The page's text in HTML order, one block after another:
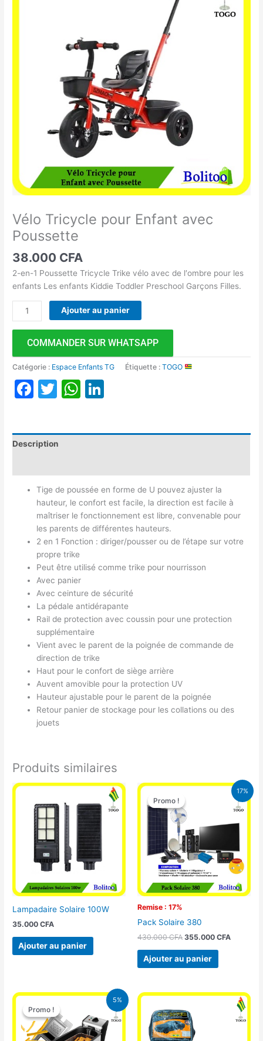
Vélo Tricycle pour Enfant avec
Poussette
38.000 CFA
2-en-1 Poussette Tricycle Trike vélo avec de l′ombre pour les
enfants Les enfants Kiddie Toddler Preschool Garçons Filles.
Ajouter au panier
COMMANDER SUR WHATSAPP
Catégorie : Espace Enfants TG Étiquette :TOGO
Facebook
TwitterWhatsApp
Description
Tige de poussée en forme de U pouvez ajuster la
hauteur, le confort est facile, la direction est facile à
maîtriser le fonctionnement est libre, convenable pour
les parents de différentes hauteurs.
2 en 1 Fonction : diriger/pousser ou de l’étape sur votre
propre trike
Peut être utilisé comme trike pour nourrisson
Avec panier
Avec ceinture de sécurité
La pédale antidérapante
Rail de protection avec coussin pour une protection
supplémentaire
Vient avec le parent de la poignée de commande de
direction de trike
Haut pour le confort de siège arrière
Auvent amovible pour la protection UV
Hauteur ajustable pour le parent de la poignée
Retour panier de stockage pour les collations ou des
jouets
Produits similaires
Lampadaire Solaire 100W
35.000CFA
Ajouter au panier
17%
Promo !
Remise : 17%
Promo !
Pack Solaire 380
430.000CFA
Le
initial
était :
430.000 CFA.
355.000 CFA
Le
prix
actuel
355.000
Ajouter au panier
5%
Promo !
Promo !
Le
initial
était :
39.000 CFA.
Le
prix
actuel
est :
37.000 CFA.